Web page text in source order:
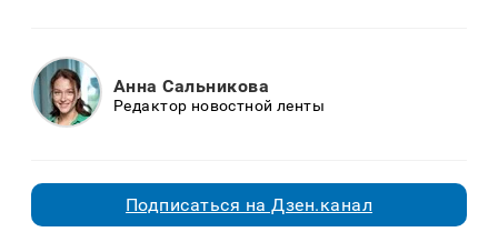
Анна Сальникова
Редактор новостной ленты
Подписаться на Дзен.канал